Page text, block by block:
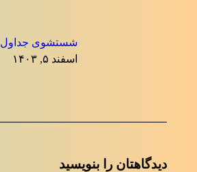
شستشوی جداول
اسفند ۵, ۱۴۰۳
دیدگاهتان را بنویسید